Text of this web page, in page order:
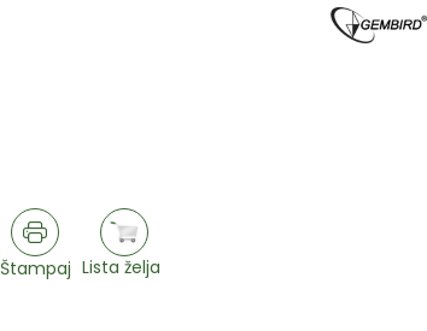
Štampaj Lista želja